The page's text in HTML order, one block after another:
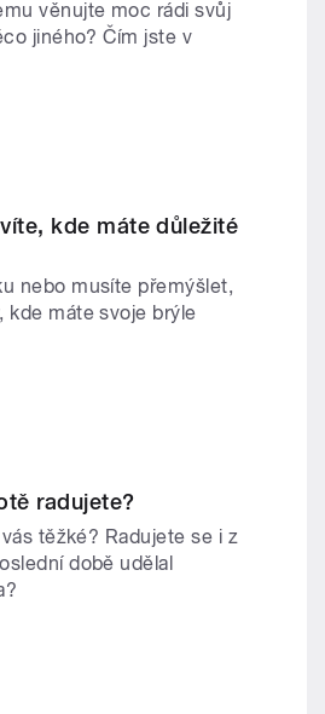
věnujte moc rádi svůj
jiného? Čím jste v
kde máte důležité
nebo musíte přemýšlet,
kde máte svoje brýle
radujete?
těžké? Radujete se i z
době udělal